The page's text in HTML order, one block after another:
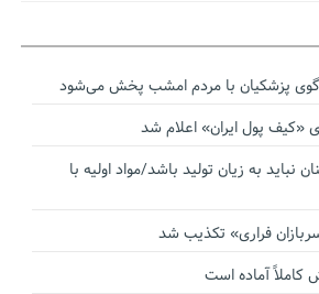
پزشکیان با مردم امشب پخش می‌شود
«کیف پول ایران» اعلام شد
نباید به زیان تولید باشد/مواد اولیه با
فراری» تکذیب شد
کاملاً آماده است